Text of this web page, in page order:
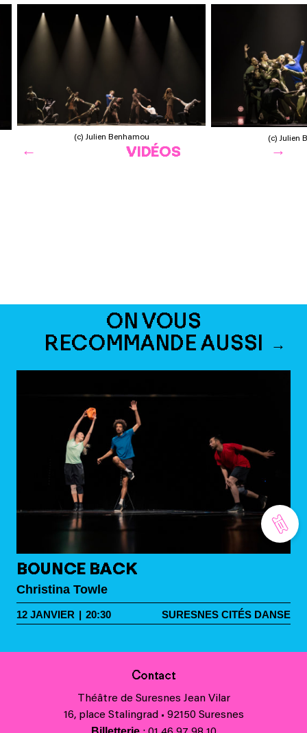
(c) Julien Benhamou (c) Julien
VIDÉOS
ON VOUS
RECOMMANDE AUSSI
BOUNCE BACK
Christina Towle
12 JANVIER | 20:30 SURESNES CITÉS DANSE
Contact
Théâtre de Suresnes Jean Vilar
16, place Stalingrad • 92150 Suresnes